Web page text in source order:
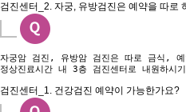
검진센터_2. 자궁, 유방검진은 예약을 따로
자궁암 검진, 유방암 검진은 따로 금식, 예
정상진료시간 내 3층 검진센터로 내원하시
검진센터_1. 건강검진 예약이 가능한가요?